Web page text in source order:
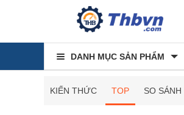
DANH MỤC SẢN PHẨM
KIẾN THỨC TOP SO SÁNH